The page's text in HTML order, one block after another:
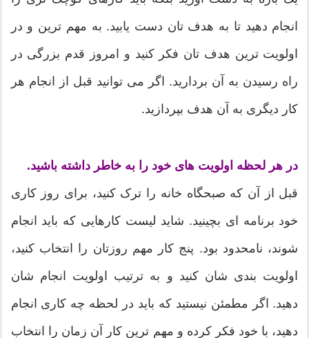
انجام دهید تا به هدف تان دست یابید. به مهم ترین و در
اولویت ترین هدف تان فکر کنید و امروز قدم بزرگی در
راه رسیدن به آن بردارید. اگر می توانید قبل از انجام هر
کار دیگری به آن هدف بپردازید.
در هر لحظه اولویت های خود را به خاطر داشته باشید.
قبل از آن که صبحگاه خانه را ترک کنید، برای روز کاری
خود برنامه ای بچینید. شاید لیست کارهایی که باید انجام
شوند، نامحدود بود. پنج کار مهم روزتان را انتخاب کنید،
اولویت بندی شان کنید و به ترتیب اولویت انجام شان
دهید. اگر مطمئن نیستید که باید در لحظه چه کاری انجام
دهید، با خود فکر کرده و مهم ترین کار آن زمان را انتخاب